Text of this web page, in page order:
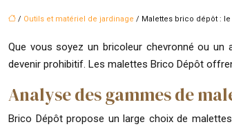
/ Outils et matériel de jardinage / Malettes brico dépôt :
Que vous soyez un bricoleur chevronné ou un
devenir prohibitif. Les malettes Brico Dépôt
Analyse des gammes de
Brico Dépôt propose un large choix de